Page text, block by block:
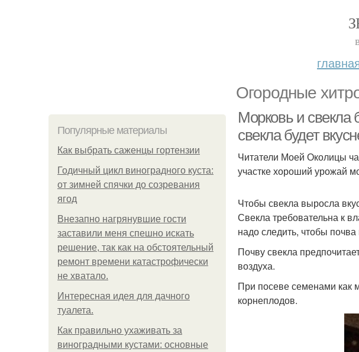
Огородные
Популярные материалы
Как выбрать саженцы гортензии
Годичный цикл виноградного куста:
от зимней спячки до созревания
ягод
Внезапно нагрянувшие гости
заставили меня спешно искать
решение, так как на обстоятельный
ремонт времени катастрофически
не хватало.
Интересная идея для дачного
туалета.
Как правильно ухаживать за
виноградными кустами: основные
Морковь и свекла
свекла будет
Читатели Моей Околицы
участке хороший урожай
Чтобы свекла выросла
Свекла требовательна к
надо следить, чтобы
Почву свекла
воздуха.
При посеве семенами как
корнеплодов.